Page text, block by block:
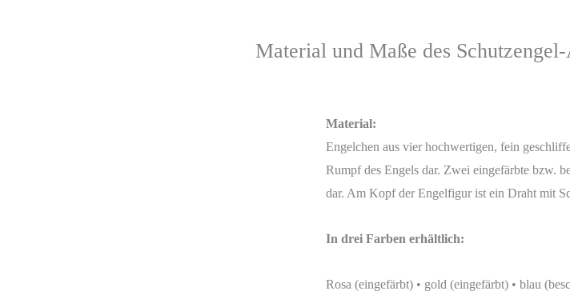
Material und Maße des
Material:
Engelchen aus vier hochwertigen, fein
Rumpf des Engels dar. Zwei eingefärbte bzw.
dar. Am Kopf der Engelfigur ist ein Draht mit
In drei Farben erhältlich:
Rosa (eingefärbt) • gold (eingefärbt) • blau